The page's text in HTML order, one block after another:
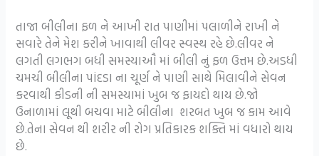
તાજા બીલીના ફળ ને આખી રાત પાણીમાં પલાળીને રાખી ને
સવારે તેને મેશ કરીને ખાવાથી લીવર સ્વસ્થ રહે છે.લીવર ને
લગતી લગભગ બધી સમસ્યાઔ માં બીલી નું ફળ ઉત્તમ છે.અડધી
ચમચી બીલીના પાંદડા ના ચૂર્ણ ને પાણી સાથે મિલાવીને સેવન
કરવાથી કીડની ની સમસ્યામાં ખુબ જ ફાયદો થાય છે.જો
ઉનાળામાં લૂથી બચવા માટે બીલીના શરબત ખુબ જ કામ આવે
છે.તેના સેવન થી શરીર ની રોગ પ્રતિકારક શક્તિ માં વધારો થાય
છે.